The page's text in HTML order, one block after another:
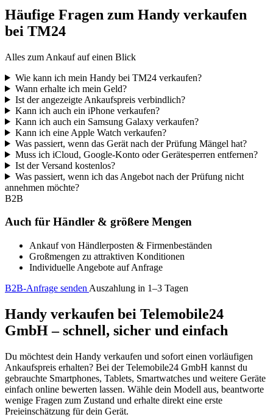
Häufige Fragen zum Handy verkaufen
bei TM24
Alles zum Ankauf auf einen Blick
Wie kann ich mein Handy bei TM24 verkaufen?
Wann erhalte ich mein Geld?
Ist der angezeigte Ankaufspreis verbindlich?
Kann ich auch ein iPhone verkaufen?
Kann ich auch ein Samsung Galaxy verkaufen?
Kann ich eine Apple Watch verkaufen?
Was passiert, wenn das Gerät nach der Prüfung Mängel hat?
Muss ich iCloud, Google-Konto oder Gerätesperren entfernen?
Ist der Versand kostenlos?
Was passiert, wenn ich das Angebot nach der Prüfung nicht
annehmen möchte?
B2B
Auch für Händler & größere Mengen
Ankauf von Händlerposten & Firmenbeständen
Großmengen zu attraktiven Konditionen
Individuelle Angebote auf Anfrage
B2B-Anfrage senden Auszahlung in 1–3 Tagen
Handy verkaufen bei Telemobile24
GmbH – schnell, sicher und einfach
Du möchtest dein Handy verkaufen und sofort einen vorläufigen
Ankaufspreis erhalten? Bei der Telemobile24 GmbH kannst du
gebrauchte Smartphones, Tablets, Smartwatches und weitere Geräte
einfach online bewerten lassen. Wähle dein Modell aus, beantworte
wenige Fragen zum Zustand und erhalte direkt eine erste
Preieinschätzung für dein Gerät.